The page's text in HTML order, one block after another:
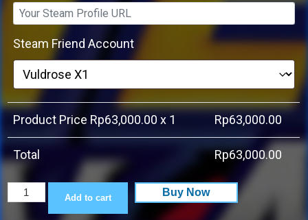
Steam Friend Account
Product Price Rp63,000.00 x 1 Rp63,000.00
Total Rp63,000.00
THE
Add to cart Buy Now